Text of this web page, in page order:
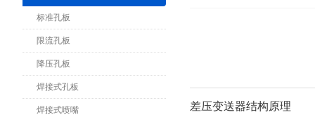
标准孔板
限流孔板
降压孔板
焊接式孔板
焊接式喷嘴
差压变送器结构原理